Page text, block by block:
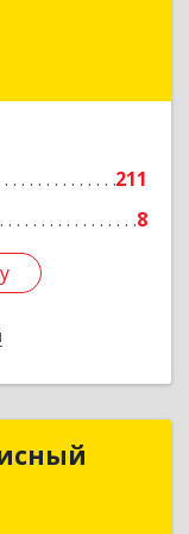
211
8
округ
Подробнее